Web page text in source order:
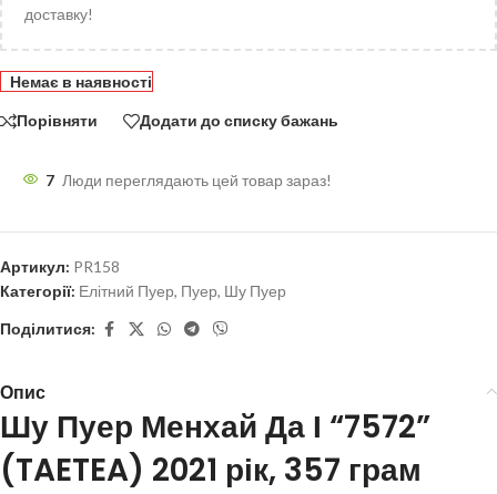
доставку!
Немає в наявності
Порівняти Додати до списку бажань
7 Люди переглядають цей товар зараз!
Артикул: PR158
Категорії: Елітний Пуер, Пуер, Шу Пуер
Поділитися:
Опис
Шу Пуер Менхай Да І “7572”
(TAETEA) 2021 рік, 357 грам